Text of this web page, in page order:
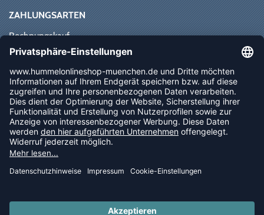
ZAHLUNGSARTEN
Rechnungskauf
Paypal
Vorkasse
Sofortüberweisung
NEWSLETTER